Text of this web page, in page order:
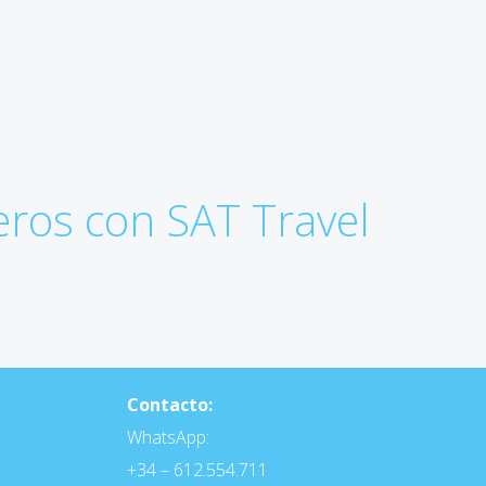
con SAT Travel
Contacto:
WhatsApp:
+34 – 612.554.711